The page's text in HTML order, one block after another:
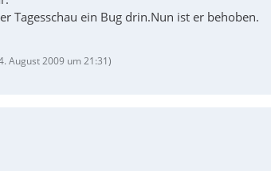
Tagesschau ein Bug drin.Nun ist er behoben.
August 2009 um 21:31)